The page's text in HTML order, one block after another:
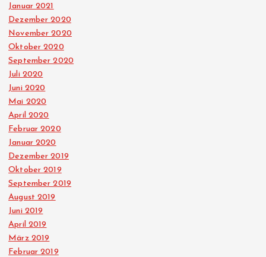
Januar 2021
Dezember 2020
November 2020
Oktober 2020
September 2020
Juli 2020
Juni 2020
Mai 2020
April 2020
Februar 2020
Januar 2020
Dezember 2019
Oktober 2019
September 2019
August 2019
Juni 2019
April 2019
März 2019
Februar 2019